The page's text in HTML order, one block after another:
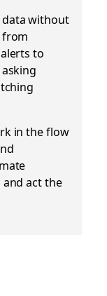
data without
to
in the flow
act the